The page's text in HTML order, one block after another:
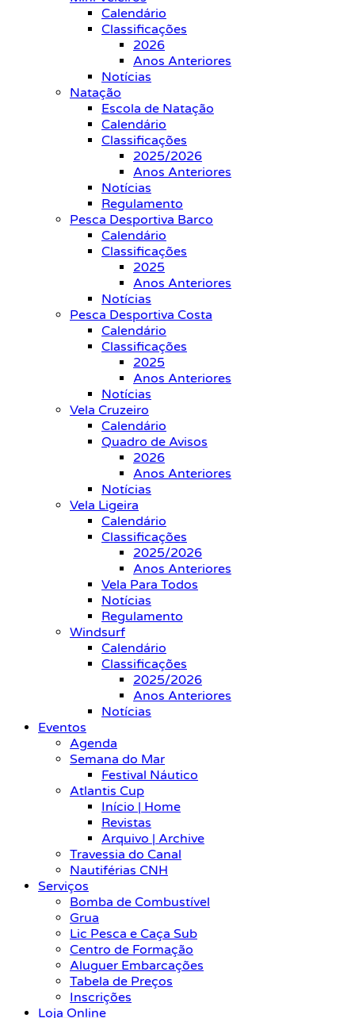
Calendário
Classificações
2026
Anos Anteriores
Notícias
Natação
Escola de Natação
Calendário
Classificações
2025/2026
Anos Anteriores
Notícias
Regulamento
Pesca Desportiva Barco
Calendário
Classificações
2025
Anos Anteriores
Notícias
Pesca Desportiva Costa
Calendário
Classificações
2025
Anos Anteriores
Notícias
Vela Cruzeiro
Calendário
Quadro de Avisos
2026
Anos Anteriores
Notícias
Vela Ligeira
Calendário
Classificações
2025/2026
Anos Anteriores
Vela Para Todos
Notícias
Regulamento
Windsurf
Calendário
Classificações
2025/2026
Anos Anteriores
Notícias
Eventos
Agenda
Semana do Mar
Festival Náutico
Atlantis Cup
Início | Home
Revistas
Arquivo | Archive
Travessia do Canal
Nautiférias CNH
Serviços
Bomba de Combustível
Grua
Lic Pesca e Caça Sub
Centro de Formação
Aluguer Embarcações
Tabela de Preços
Inscrições
Loja Online